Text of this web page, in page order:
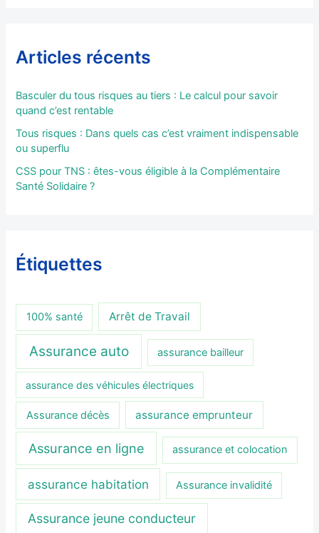
Articles récents
Basculer du tous risques au tiers : Le calcul pour savoir
quand c’est rentable
Tous risques : Dans quels cas c’est vraiment indispensable
ou superflu
CSS pour TNS : êtes-vous éligible à la Complémentaire
Santé Solidaire ?
Étiquettes
100% santé Arrêt de Travail
Assurance auto assurance bailleur
assurance des véhicules électriques
Assurance décès assurance emprunteur
Assurance en ligne assurance et colocation
assurance habitation Assurance invalidité
Assurance jeune conducteur